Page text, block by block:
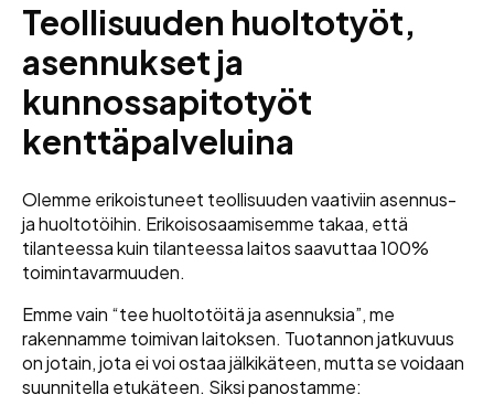
Teollisuuden huoltotyöt,
asennukset ja
kunnossapitotyöt
kenttäpalveluina
Olemme erikoistuneet teollisuuden vaativiin asennus-
ja huoltotöihin. Erikoisosaamisemme takaa, että
tilanteessa kuin tilanteessa laitos saavuttaa 100%
toimintavarmuuden.
Emme vain “tee huoltotöitä ja asennuksia”, me
rakennamme toimivan laitoksen. Tuotannon jatkuvuus
on jotain, jota ei voi ostaa jälkikäteen, mutta se voidaan
suunnitella etukäteen. Siksi panostamme: